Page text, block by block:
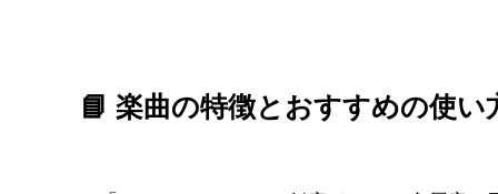
📘 楽曲の特徴とおすすめの使い